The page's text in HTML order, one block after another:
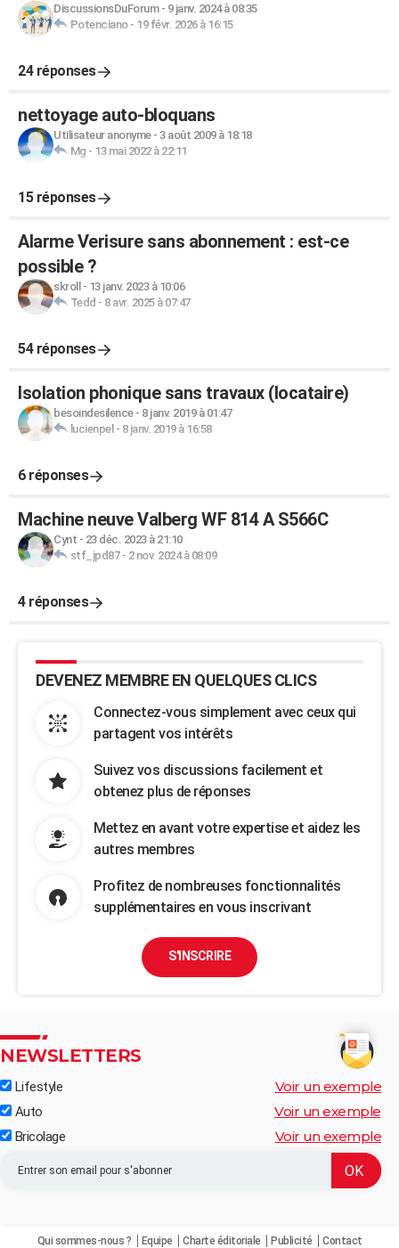
DiscussionsDuForum- 9 janv. 2024 à 08:35
Potenciano- 19 févr. 2026 à 16:15
24 réponses
nettoyage auto-bloquans
Utilisateur anonyme- 3 août 2009 à 18:18
Mg - 13 mai 2022 à 22:11
15 réponses
Alarme Verisure sans abonnement : est-ce
possible ?
skroll - 13 janv. 2023 à 10:06
Tedd - 8 avr. 2025 à 07:47
54 réponses
Isolation phonique sans travaux (locataire)
besoindesilence- 8 janv. 2019 à 01:47
lucienpel - 8 janv. 2019 à 16:58
6 réponses
Machine neuve Valberg WF 814 A S566C
Cynt - 23 déc. 2023 à 21:10
stf_jpd87- 2 nov. 2024 à 08:09
4 réponses
DEVENEZ MEMBRE EN QUELQUES CLICS
Connectez-vous simplement avec ceux qui
partagent vos intérêts
Suivez vos discussions facilement et
obtenez plus de réponses
Mettez en avant votre expertise et aidez les
autres membres
Profitez de nombreuses fonctionnalités
supplémentaires en vous inscrivant
S'INSCRIRE
NEWSLETTERS
Lifestyle Voir un exemple
Auto Voir un exemple
Bricolage Voir un exemple
Qui sommes-nous ? Equipe Charte éditoriale Publicité Contact